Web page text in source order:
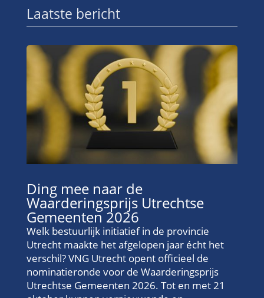
Laatste bericht
Ding mee naar de
Waarderingsprijs Utrechtse
Gemeenten 2026
Welk bestuurlijk initiatief in de provincie
Utrecht maakte het afgelopen jaar écht het
verschil? VNG Utrecht opent officieel de
nominatieronde voor de Waarderingsprijs
Utrechtse Gemeenten 2026. Tot en met 21